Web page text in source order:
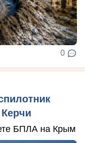
0
БПЛА на Крым